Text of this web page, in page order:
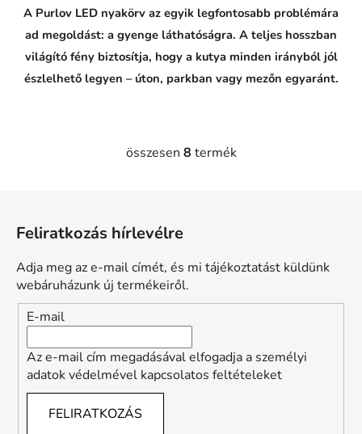
A Purlov LED nyakörv az egyik legfontosabb problémára
ad megoldást: a gyenge láthatóságra. A teljes hosszban
világító fény biztosítja, hogy a kutya minden irányból jól
észlelhető legyen – úton, parkban vagy mezőn egyaránt.
L
a
r
á
n
y
t
á
összesen 8 termék
Feliratkozás hírlevélre
Adja meg az e-mail címét, és mi tájékoztatást küldünk
webáruházunk új termékeiről.
E-mail
Az e-mail cím megadásával elfogadja a személyi
adatok védelmével kapcsolatos feltételeket
FELIRATKOZÁS